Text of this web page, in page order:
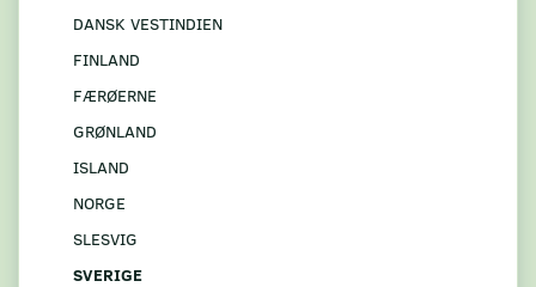
DANSK VESTINDIEN
FINLAND
FÆRØERNE
GRØNLAND
ISLAND
NORGE
SLESVIG
SVERIGE